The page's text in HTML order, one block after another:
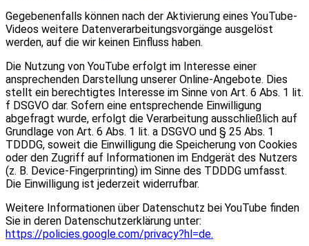
Gegebenenfalls können nach der Aktivierung eines YouTube-
Videos weitere Datenverarbeitungsvorgänge ausgelöst
werden, auf die wir keinen Einfluss haben.
Die Nutzung von YouTube erfolgt im Interesse einer
ansprechenden Darstellung unserer Online-Angebote. Dies
stellt ein berechtigtes Interesse im Sinne von Art. 6 Abs. 1 lit.
f DSGVO dar. Sofern eine entsprechende Einwilligung
abgefragt wurde, erfolgt die Verarbeitung ausschließlich auf
Grundlage von Art. 6 Abs. 1 lit. a DSGVO und § 25 Abs. 1
TDDDG, soweit die Einwilligung die Speicherung von Cookies
oder den Zugriff auf Informationen im Endgerät des Nutzers
(z. B. Device-Fingerprinting) im Sinne des TDDDG umfasst.
Die Einwilligung ist jederzeit widerrufbar.
Weitere Informationen über Datenschutz bei YouTube finden
Sie in deren Datenschutzerklärung unter:
https://policies.google.com/privacy?hl=de.